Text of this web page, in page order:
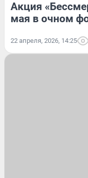
Акция
мая в очном
22 апреля, 2026, 14:25